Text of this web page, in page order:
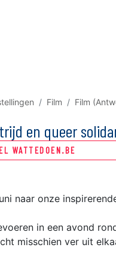
Film Film
en queer
WATTEDOEN.BE
naar onze
in een avond
misschien ver uit